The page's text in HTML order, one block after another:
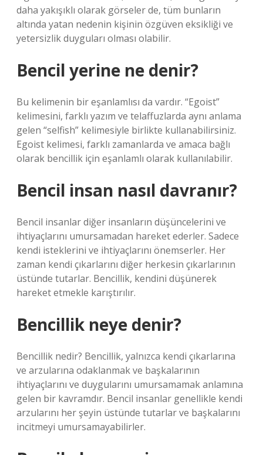
daha yakışıklı olarak görseler de, tüm bunların
altında yatan nedenin kişinin özgüven eksikliği ve
yetersizlik duyguları olması olabilir.
Bencil yerine ne denir?
Bu kelimenin bir eşanlamlısı da vardır. “Egoist”
kelimesini, farklı yazım ve telaffuzlarda aynı anlama
gelen “selfish” kelimesiyle birlikte kullanabilirsiniz.
Egoist kelimesi, farklı zamanlarda ve amaca bağlı
olarak bencillik için eşanlamlı olarak kullanılabilir.
Bencil insan nasıl davranır?
Bencil insanlar diğer insanların düşüncelerini ve
ihtiyaçlarını umursamadan hareket ederler. Sadece
kendi isteklerini ve ihtiyaçlarını önemserler. Her
zaman kendi çıkarlarını diğer herkesin çıkarlarının
üstünde tutarlar. Bencillik, kendini düşünerek
hareket etmekle karıştırılır.
Bencillik neye denir?
Bencillik nedir? Bencillik, yalnızca kendi çıkarlarına
ve arzularına odaklanmak ve başkalarının
ihtiyaçlarını ve duygularını umursamamak anlamına
gelen bir kavramdır. Bencil insanlar genellikle kendi
arzularını her şeyin üstünde tutarlar ve başkalarını
incitmeyi umursamayabilirler.